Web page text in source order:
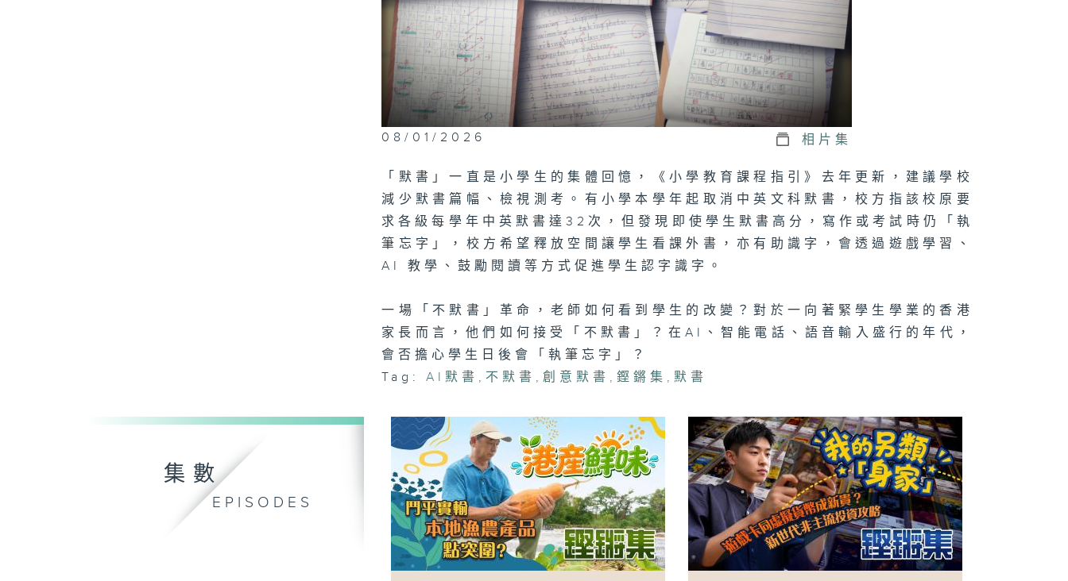
「神隊友」爸爸
油價攻防戰
「舖」新路
08/01/2026 相片集
「默書」一直是小學生的集體回憶，《小學教育課程指引》去年更新，建議學校
減少默書篇幅、檢視測考。有小學本學年起取消中英文科默書，校方指該校原要
求各級每學年中英默書達32次，但發現即使學生默書高分，寫作或考試時仍「執
筆忘字」，校方希望釋放空間讓學生看課外書，亦有助識字，會透過遊戲學習、
AI 教學、鼓勵閱讀等方式促進學生認字識字。
一場「不默書」革命，老師如何看到學生的改變？對於一向著緊學生學業的香港
家長而言，他們如何接受「不默書」？在AI、智能電話、語音輸入盛行的年代，
會否擔心學生日後會「執筆忘字」？
Tag:
AI默書 , 不默書 ,創意默書 ,鏗鏘集 , 默書
集數
EPISODES